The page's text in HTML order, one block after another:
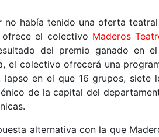
no había tenido una oferta
el colectivo Maderos
del premio ganado en
el colectivo ofrecerá una
en el que 16 grupos, siete
de la capital del
alternativa con la que